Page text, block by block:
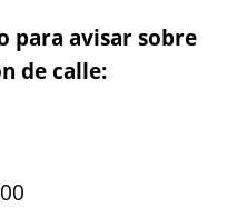
para avisar sobre
de calle: